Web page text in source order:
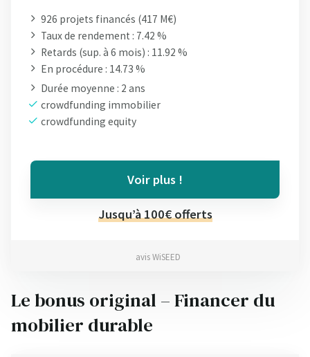
926 projets financés (417 M€)
Taux de rendement : 7.42 %
Retards (sup. à 6 mois) : 11.92 %
En procédure : 14.73 %
Durée moyenne : 2 ans
crowdfunding immobilier
crowdfunding equity
Voir plus !
Jusqu’à 100€ offerts
avis WiSEED
Le bonus original – Financer du
mobilier durable